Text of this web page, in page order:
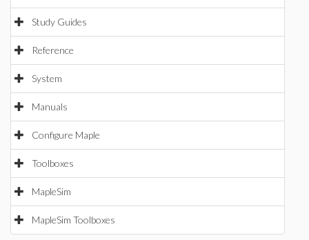
Study Guides
Reference
System
Manuals
Configure Maple
Toolboxes
MapleSim
MapleSim Toolboxes